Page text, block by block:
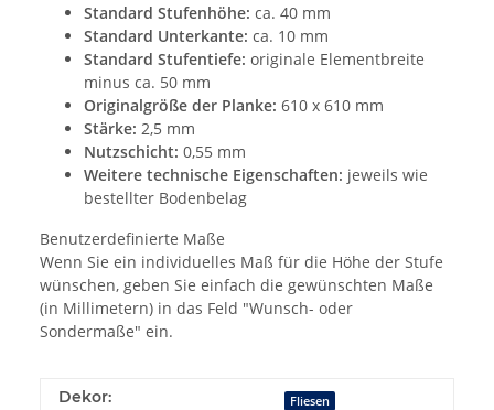
Standard Stufenhöhe: ca. 40 mm
Standard Unterkante: ca. 10 mm
Standard Stufentiefe: originale Elementbreite
minus ca. 50 mm
Originalgröße der Planke: 610 x 610 mm
Stärke: 2,5 mm
Nutzschicht: 0,55 mm
Weitere technische Eigenschaften: jeweils wie
bestellter Bodenbelag
Benutzerdefinierte Maße
Wenn Sie ein individuelles Maß für die Höhe der Stufe
wünschen, geben Sie einfach die gewünschten Maße
(in Millimetern) in das Feld "Wunsch- oder
Sondermaße" ein.
Dekor: Fliesen